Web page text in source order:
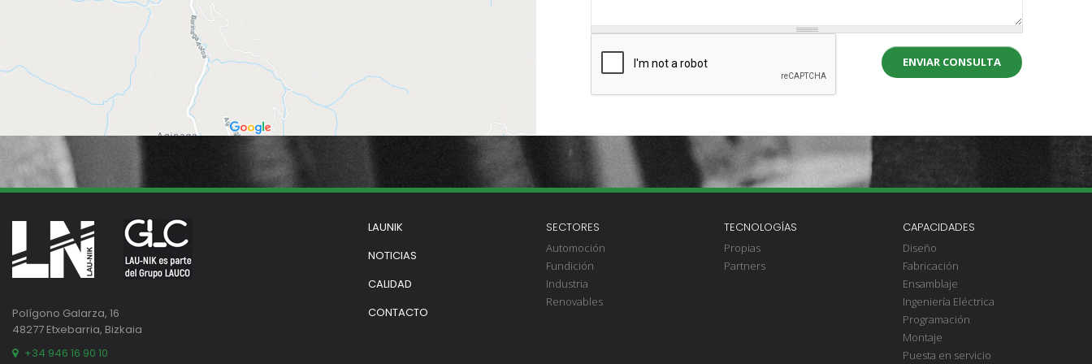
ENVIAR CONSULTA
Polígono Galarza, 16
48277 Etxebarria, Bizkaia
+34 946 16 90 10
LAUNIK
NOTICIAS
CALIDAD
CONTACTO
SECTORES
Automoción
Fundición
Industria
Renovables
TECNOLOGÍAS
Propias
Partners
CAPACIDADES
Diseño
Fabricación
Ensamblaje
Ingeniería Eléctrica
Programación
Montaje
Puesta en servicio